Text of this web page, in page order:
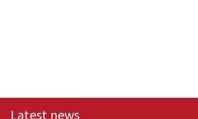
Latest news